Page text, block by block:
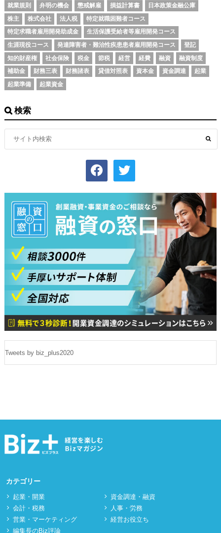
就業規則
弁明の機会 懲戒解雇 損益計算書
日本政策金融公庫
株主
株式会社 法人税
特定就職困難者コース
特定求職者雇用開発助成金
生活保護受給者等雇用開発コース
生涯現役コース
発達障害者・難治性疾患患者雇用開発コース
登記
知的財産権
社会保険 税金 節税 経営 経費 融資
融資制度
補助金
財務三表 財務諸表 貸借対照表 資本金 資金調達
起業
起業準備
起業資金
検索
facebook twitter
Tweets by biz_plus2020
カテゴリー
起業・開業
資⾦調達・融資
会計・税務
⼈事・労務
営業・マーケティング
経営お役立ち
編集長のBiz評論